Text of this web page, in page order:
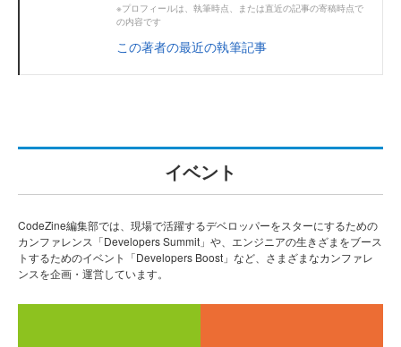
※プロフィールは、執筆時点、または直近の記事の寄稿時点で
の内容です
この著者の最近の執筆記事
イベント
CodeZine編集部では、現場で活躍するデベロッパーをスターにするための
カンファレンス「Developers Summit」や、エンジニアの生きざまをブース
トするためのイベント「Developers Boost」など、さまざまなカンファレ
ンスを企画・運営しています。